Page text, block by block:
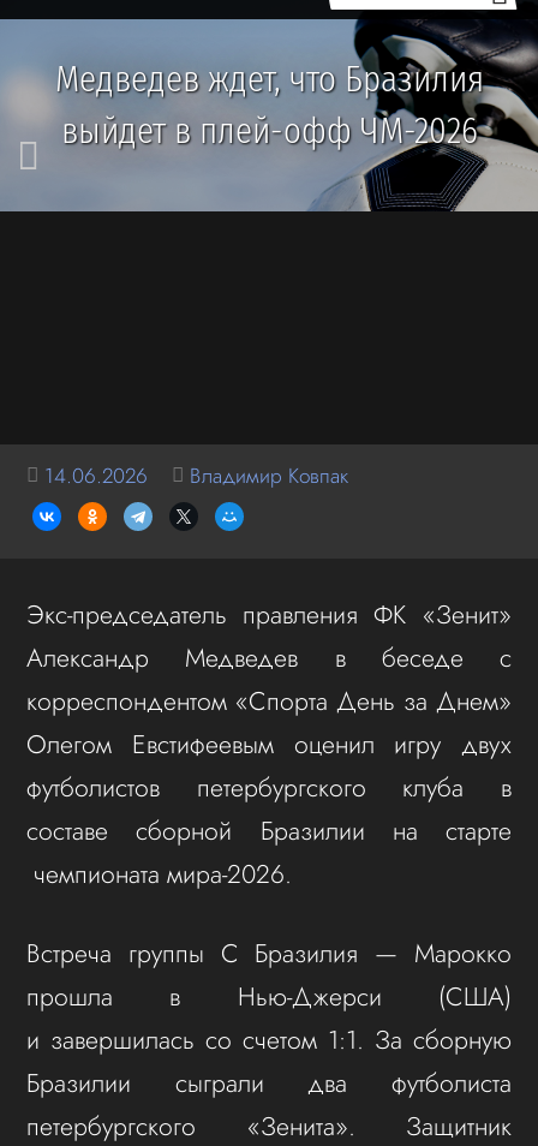
Медведев ждет, что Бразилия
выйдет в плей-офф ЧМ-2026
14.06.2026 Владимир Ковпак
Экс-председатель правления ФК «Зенит»
Александр Медведев в беседе с
корреспондентом «Спорта День за Днем»
Олегом Евстифеевым оценил игру двух
футболистов петербургского клуба в
составе сборной Бразилии на старте
чемпионата мира-2026.
Встреча группы С Бразилия — Марокко
прошла в Нью‑Джерси (США)
и завершилась со счетом 1:1. За сборную
Бразилии сыграли два футболиста
петербургского «Зенита». Защитник